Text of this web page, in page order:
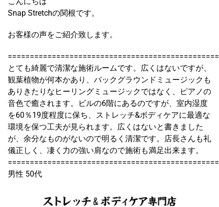
Snap Stretchの関根です。
お客様の声をご紹介致します。
とても綺麗で清潔な施術ルームです。広くはないですが、
観葉植物が何本かあり、バックグラウンドミュージックも
ありきたりなヒーリングミュージックではなく、ピアノの
音色で癒されます。ビルの6階にあるのですが、室内湿度
を60％19度程度に保ち、ストレッチ&ボディケアに最適な
環境を保つ工夫が見られます。広くはないと書きました
が、余分なものがないので明るく清潔です。店長さんも礼
儀正しく、凄く力の強い肩なので施術も満足出来ます。
男性 50代